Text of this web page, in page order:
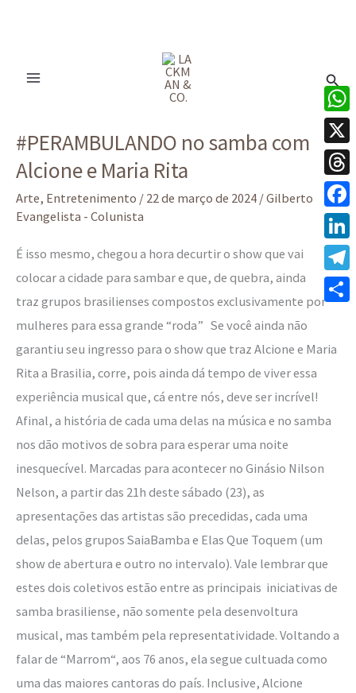
#PERAMBULANDO no samba com
Alcione e Maria Rita
Arte, Entretenimento / 22 de março de 2024 /Gilberto
Evangelista - Colunista
É isso mesmo, chegou a hora decurtir o show que vai
colocar a cidade para sambar e que, de quebra, ainda
traz grupos brasilienses compostos exclusivamente por
mulheres para essa grande “roda” Se você ainda não
garantiu seu ingresso para o show que traz Alcione e Maria
Rita a Brasilia, corre, pois ainda dá tempo de viver essa
experiência musical que, cá entre nós, deve ser incrível!
Afinal, a história de cada uma delas na música e no samba
nos dão motivos de sobra para esperar uma noite
inesquecível. Marcadas para acontecer no Ginásio Nilson
Nelson, a partir das 21h deste sábado (23), as
apresentações das artistas são precedidas, cada uma
delas, pelos grupos SaiaBamba e Elas Que Toquem (um
show de abertura e outro no intervalo). Vale lembrar que
estes dois coletivos estão entre as principais iniciativas de
samba brasiliense, não somente pela desenvoltura
musical, mas também pela representatividade. Voltando a
falar de “Marrom“, aos 76 anos, ela segue cultuada como
uma das maiores cantoras do país. Inclusive, Alcione
no
samba
com
Alcione
Maria
Rita
X